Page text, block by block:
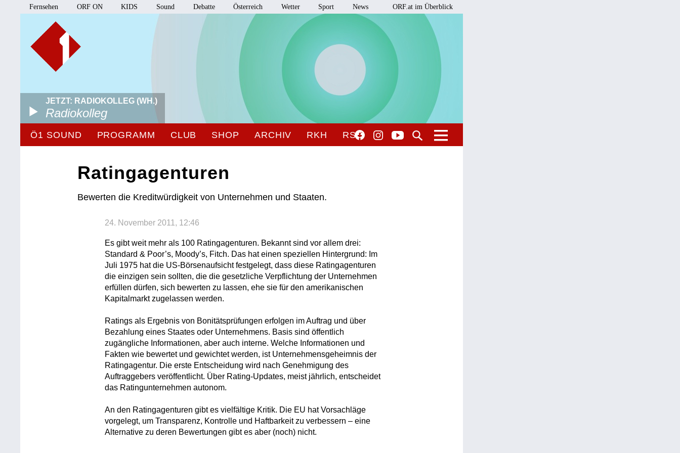
Fernsehen ORF ON KIDS Sound Debatte Österreich Wetter Sport News ORF.at im Überblick
JETZT: RADIOKOLLEG (WH.)
Radiokolleg
Ö1 SOUND PROGRAMM CLUB SHOP ARCHIV RKH RSO
Ratingagenturen
Bewerten die Kreditwürdigkeit von Unternehmen und Staaten.
24. November 2011, 12:46
Es gibt weit mehr als 100 Ratingagenturen. Bekannt sind vor allem drei:
Standard & Poor’s, Moody’s, Fitch. Das hat einen speziellen Hintergrund: Im
Juli 1975 hat die US-Börsenaufsicht festgelegt, dass diese Ratingagenturen
die einzigen sein sollten, die die gesetzliche Verpflichtung der Unternehmen
erfüllen dürfen, sich bewerten zu lassen, ehe sie für den amerikanischen
Kapitalmarkt zugelassen werden.
Ratings als Ergebnis von Bonitätsprüfungen erfolgen im Auftrag und über
Bezahlung eines Staates oder Unternehmens. Basis sind öffentlich
zugängliche Informationen, aber auch interne. Welche Informationen und
Fakten wie bewertet und gewichtet werden, ist Unternehmensgeheimnis der
Ratingagentur. Die erste Entscheidung wird nach Genehmigung des
Auftraggebers veröffentlicht. Über Rating-Updates, meist jährlich, entscheidet
das Ratingunternehmen autonom.
An den Ratingagenturen gibt es vielfältige Kritik. Die EU hat Vorsachläge
vorgelegt, um Transparenz, Kontrolle und Haftbarkeit zu verbessern – eine
Alternative zu deren Bewertungen gibt es aber (noch) nicht.